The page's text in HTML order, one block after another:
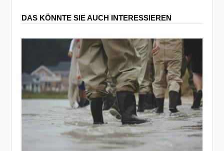
DAS KÖNNTE SIE AUCH INTERESSIEREN